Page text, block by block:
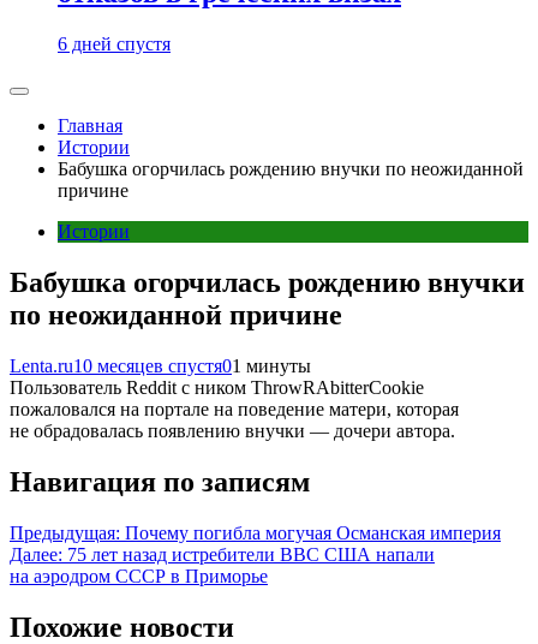
6 дней спустя
Главная
Истории
Бабушка огорчилась рождению внучки по неожиданной
причине
Истории
Бабушка огорчилась рождению внучки
по неожиданной причине
Lenta.ru10 месяцев спустя01 минуты
Пользователь Reddit с ником ThrowRAbitterCookie
пожаловался на портале на поведение матери, которая
не обрадовалась появлению внучки — дочери автора.
Навигация по записям
Предыдущая: Почему погибла могучая Османская империя
Далее: 75 лет назад истребители ВВС США напали
на аэродром СССР в Приморье
Похожие новости